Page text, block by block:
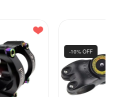
-10% OFF